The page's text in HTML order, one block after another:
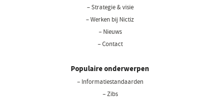
– Strategie & visie
– Werken bij Nictiz
– Nieuws
– Contact
Populaire onderwerpen
– Informatiestandaarden
– Zibs